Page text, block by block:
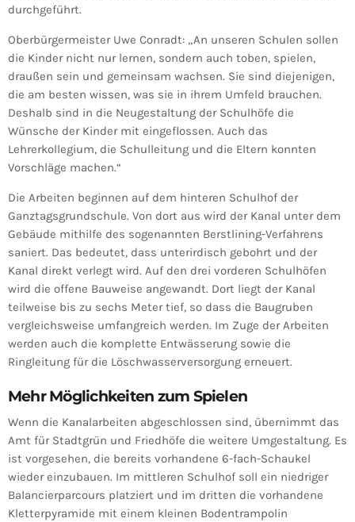
durchgeführt.
Oberbürgermeister Uwe Conradt: „An unseren Schulen sollen
die Kinder nicht nur lernen, sondern auch toben, spielen,
draußen sein und gemeinsam wachsen. Sie sind diejenigen,
die am besten wissen, was sie in ihrem Umfeld brauchen.
Deshalb sind in die Neugestaltung der Schulhöfe die
Wünsche der Kinder mit eingeflossen. Auch das
Lehrerkollegium, die Schulleitung und die Eltern konnten
Vorschläge machen.“
Die Arbeiten beginnen auf dem hinteren Schulhof der
Ganztagsgrundschule. Von dort aus wird der Kanal unter dem
Gebäude mithilfe des sogenannten Berstlining-Verfahrens
saniert. Das bedeutet, dass unterirdisch gebohrt und der
Kanal direkt verlegt wird. Auf den drei vorderen Schulhöfen
wird die offene Bauweise angewandt. Dort liegt der Kanal
teilweise bis zu sechs Meter tief, so dass die Baugruben
vergleichsweise umfangreich werden. Im Zuge der Arbeiten
werden auch die komplette Entwässerung sowie die
Ringleitung für die Löschwasserversorgung erneuert.
Mehr Möglichkeiten zum Spielen
Wenn die Kanalarbeiten abgeschlossen sind, übernimmt das
Amt für Stadtgrün und Friedhöfe die weitere Umgestaltung. Es
ist vorgesehen, die bereits vorhandene 6-fach-Schaukel
wieder einzubauen. Im mittleren Schulhof soll ein niedriger
Balancierparcours platziert und im dritten die vorhandene
Kletterpyramide mit einem kleinen Bodentrampolin